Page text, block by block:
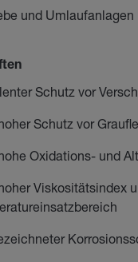
und Umlaufanlagen
Schutz vor
Schutz vor
Oxidations- und
Viskositätsindex